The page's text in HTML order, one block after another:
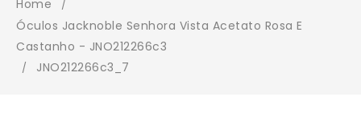
Home /
Óculos Jacknoble Senhora Vista Acetato Rosa E
Castanho - JNO212266c3
/ JNO212266c3_7